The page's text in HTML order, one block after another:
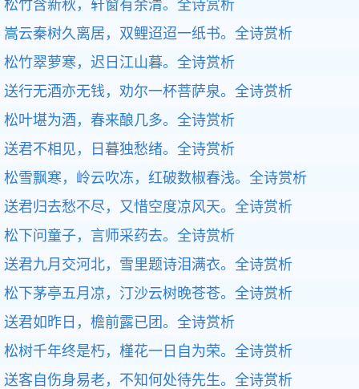
松竹含新秋，轩窗有余清。 全诗赏析
嵩云秦树久离居，双鲤迢迢一纸书。 全诗赏析
松竹翠萝寒，迟日江山暮。 全诗赏析
送行无酒亦无钱，劝尔一杯菩萨泉。 全诗赏析
松叶堪为酒，春来酿几多。 全诗赏析
送君不相见，日暮独愁绪。 全诗赏析
松雪飘寒，岭云吹冻，红破数椒春浅。 全诗赏析
送君归去愁不尽，又惜空度凉风天。 全诗赏析
松下问童子，言师采药去。 全诗赏析
送君九月交河北，雪里题诗泪满衣。 全诗赏析
松下茅亭五月凉，汀沙云树晚苍苍。 全诗赏析
送君如昨日，檐前露已团。 全诗赏析
松树千年终是朽，槿花一日自为荣。 全诗赏析
送客自伤身易老，不知何处待先生。 全诗赏析